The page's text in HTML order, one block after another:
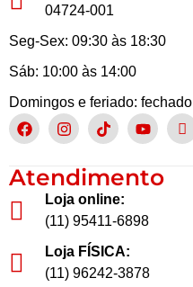
04724-001
Seg-Sex: 09:30 às 18:30
Sáb: 10:00 às 14:00
Domingos e feriado: fechado
Atendimento
Loja online:
(11) 95411-6898
Loja FÍSICA:
(11) 96242-3878